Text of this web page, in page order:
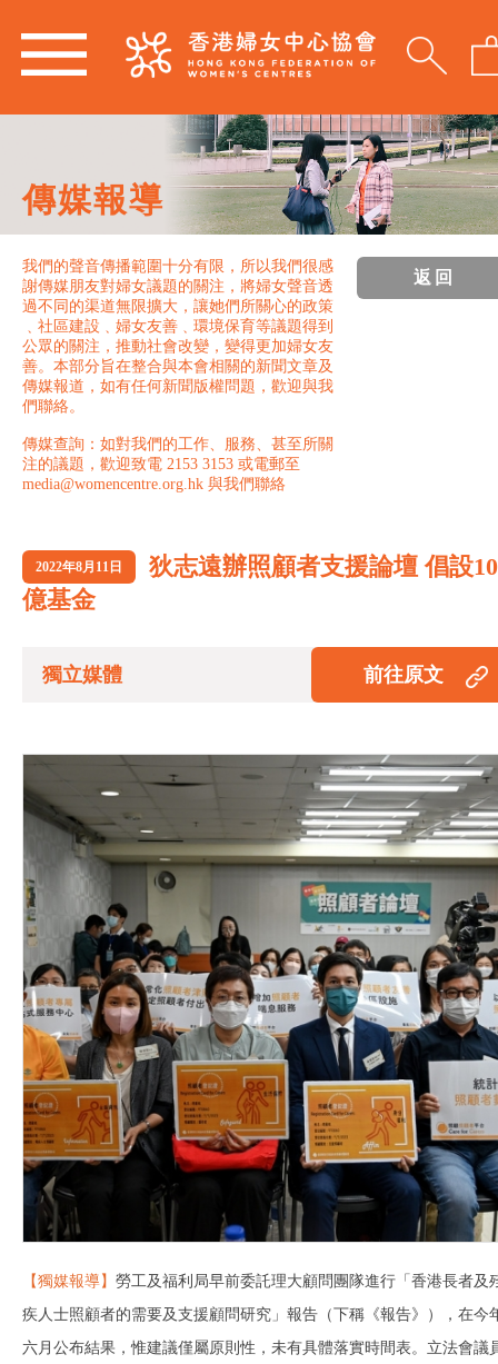
傳媒報導
我們的聲音傳播範圍十分有限，所以我們很感
謝傳媒朋友對婦女議題的關注，將婦女聲音透
過不同的渠道無限擴大，讓她們所關心的政策
﹑社區建設﹑婦女友善﹑環境保育等議題得到
公眾的關注，推動社會改變，變得更加婦女友
善。本部分旨在整合與本會相關的新聞文章及
傳媒報道，如有任何新聞版權問題，歡迎與我
們聯絡。
傳媒查詢：如對我們的工作、服務、甚至所關
注的議題，歡迎致電 2153 3153 或電郵至
media@womencentre.org.hk 與我們聯絡
返回
2022年8月11日
狄志遠辦照顧者支援論壇 倡設10
億基金
獨立媒體 前往原文
【獨媒報導】 勞工及福利局早前委託理大顧問團隊進行「香港長者及
疾人士照顧者的需要及支援顧問研究」報告（下稱《報告》），在今
六月公布結果，惟建議僅屬原則性，未有具體落實時間表。立法會議